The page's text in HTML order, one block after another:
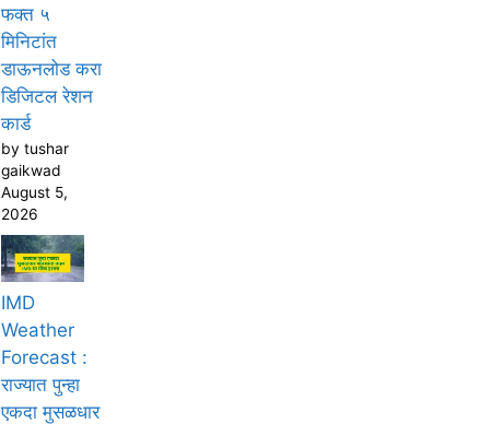
फक्त ५
मिनिटांत
डाऊनलोड करा
डिजिटल रेशन
कार्ड
by tushar
gaikwad
August 5,
2026
IMD
Weather
Forecast :
राज्यात पुन्हा
एकदा मुसळधार